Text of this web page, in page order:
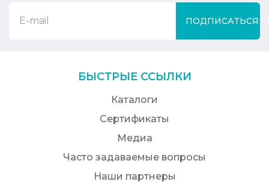
ПОДПИСАТЬСЯ
БЫСТРЫЕ ССЫЛКИ
Каталоги
Сертификаты
Медиа
Часто задаваемые вопросы
Наши партнеры